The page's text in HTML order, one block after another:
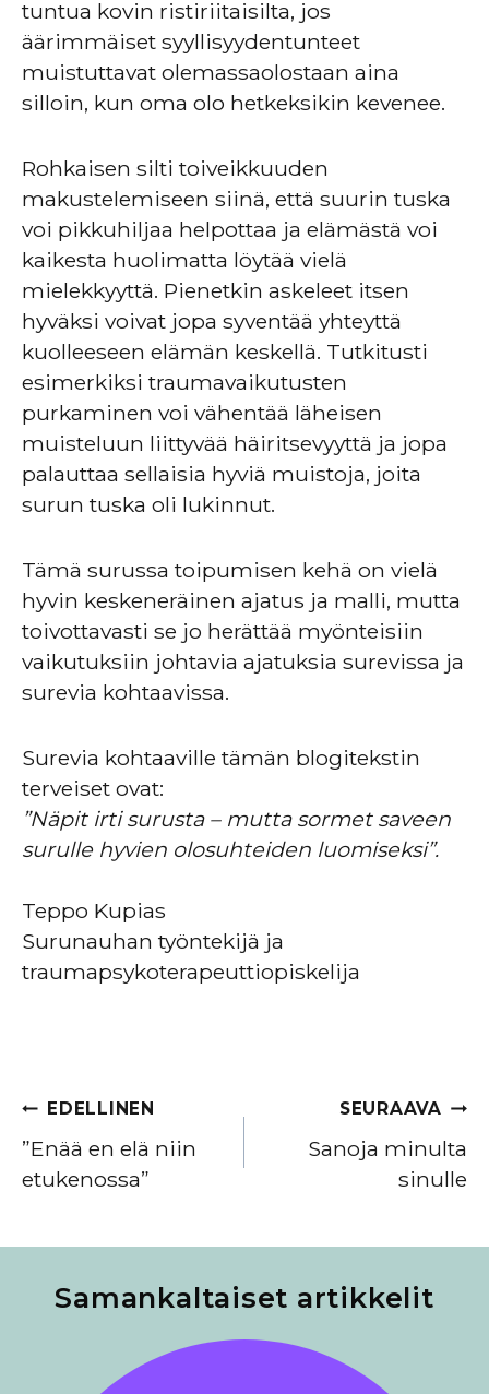
tuntua kovin ristiriitaisilta, jos
äärimmäiset syyllisyydentunteet
muistuttavat olemassaolostaan aina
silloin, kun oma olo hetkeksikin kevenee.
Rohkaisen silti toiveikkuuden
makustelemiseen siinä, että suurin tuska
voi pikkuhiljaa helpottaa ja elämästä voi
kaikesta huolimatta löytää vielä
mielekkyyttä. Pienetkin askeleet itsen
hyväksi voivat jopa syventää yhteyttä
kuolleeseen elämän keskellä. Tutkitusti
esimerkiksi traumavaikutusten
purkaminen voi vähentää läheisen
muisteluun liittyvää häiritsevyyttä ja jopa
palauttaa sellaisia hyviä muistoja, joita
surun tuska oli lukinnut.
Tämä surussa toipumisen kehä on vielä
hyvin keskeneräinen ajatus ja malli, mutta
toivottavasti se jo herättää myönteisiin
vaikutuksiin johtavia ajatuksia surevissa ja
surevia kohtaavissa.
Surevia kohtaaville tämän blogitekstin
terveiset ovat:
”Näpit irti surusta – mutta sormet saveen
surulle hyvien olosuhteiden luomiseksi”.
Teppo Kupias
Surunauhan työntekijä ja
traumapsykoterapeuttiopiskelija
Artikkelien
selaus
EDELLINEN
”Enää en elä niin
etukenossa”
SEURAAVA
Sanoja minulta
sinulle
Samankaltaiset artikkelit